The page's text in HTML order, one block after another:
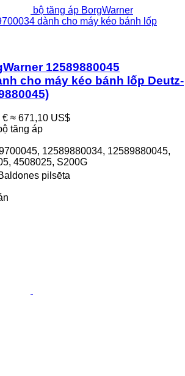
bộ tăng áp BorgWarner
dành cho máy kéo bánh lốp
12589880045
cho máy kéo bánh lốp Deutz-
€ ≈ 671,10 US$
tăng áp
12589880034, 12589880045,
4508025, S200G
pilsēta